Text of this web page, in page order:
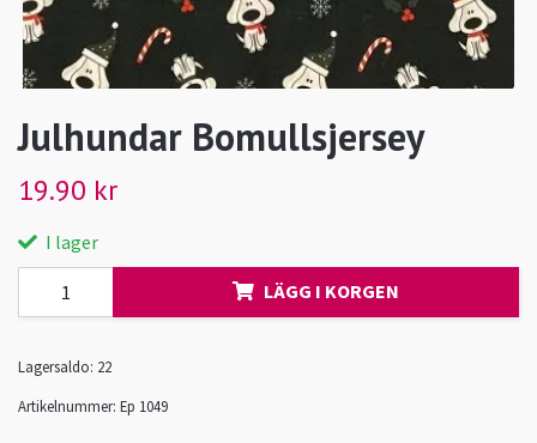
Julhundar Bomullsjersey
19.90 kr
I lager
LÄGG I KORGEN
Lagersaldo: 22
Artikelnummer: Ep 1049